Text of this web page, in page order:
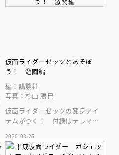
仮面ライダーゼッツとあそぼ
う！ 激闘編
編：講談社
写真：杉山 勝巳
仮面ライダーゼッツの変身アイ
テムがつく！ 付録はテレマガ
ジンでしか手に入らない、スペ
シャルな一品
2026.03.26